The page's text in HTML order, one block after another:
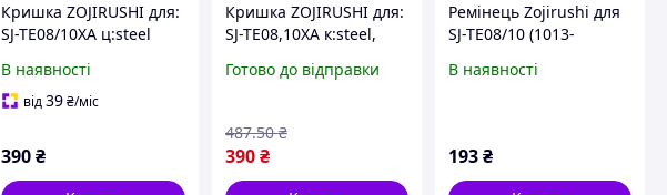
Кришка ZOJIRUSHI для:
SJ-TE08/10XA ц:steel
В наявності
від39₴/міс
390₴
Кришка ZOJIRUSHI для:
SJ-TE08,10XA к:steel,
компактна, зручна,
Готово до відправки
390 ₴
487.50 ₴
Ремінець Zojirushi для
SJ-TE08/10 (1013-
В наявності
193₴